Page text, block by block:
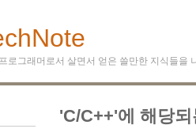
로그래머로서 살면서 얻은 쓸만한 지식들을
'C/C++'에 해당